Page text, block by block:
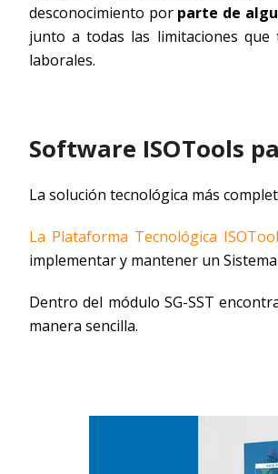
desconocimiento por parte de
junto a todas las limitaciones
laborales.
Software ISOTools
La solución tecnológica más
La Plataforma Tecnológica
implementar y mantener un
Dentro del módulo SG-SST
manera sencilla.